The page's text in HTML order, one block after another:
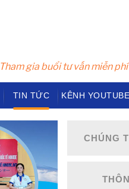
Tham gia buổi tư vấn miễn
TIN TỨC KÊNH YOUTUBE
CHÚNG